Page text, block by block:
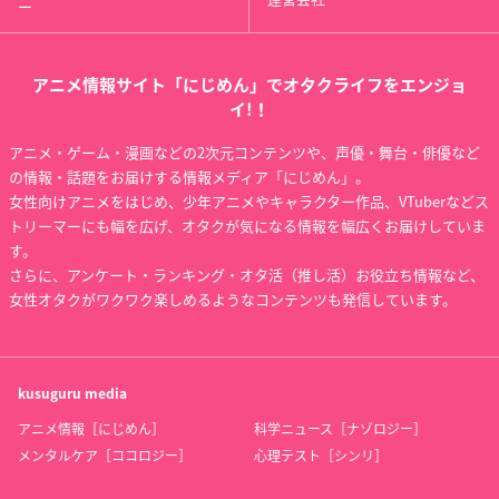
ー
アニメ情報サイト「にじめん」でオタクライフをエンジョ
イ!！
アニメ・ゲーム・漫画などの2次元コンテンツや、声優・舞台・俳優など
の情報・話題をお届けする情報メディア「にじめん」。
女性向けアニメをはじめ、少年アニメやキャラクター作品、VTuberなどス
トリーマーにも幅を広げ、オタクが気になる情報を幅広くお届けしていま
す。
さらに、アンケート・ランキング・オタ活（推し活）お役立ち情報など、
女性オタクがワクワク楽しめるようなコンテンツも発信しています。
kusuguru media
アニメ情報［にじめん］
科学ニュース［ナゾロジー］
メンタルケア［ココロジー］
心理テスト［シンリ］